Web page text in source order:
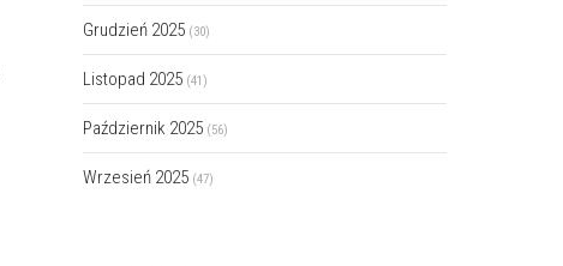
Grudzień 2025 (30)
Listopad 2025 (41)
Październik 2025 (56)
Wrzesień 2025 (47)